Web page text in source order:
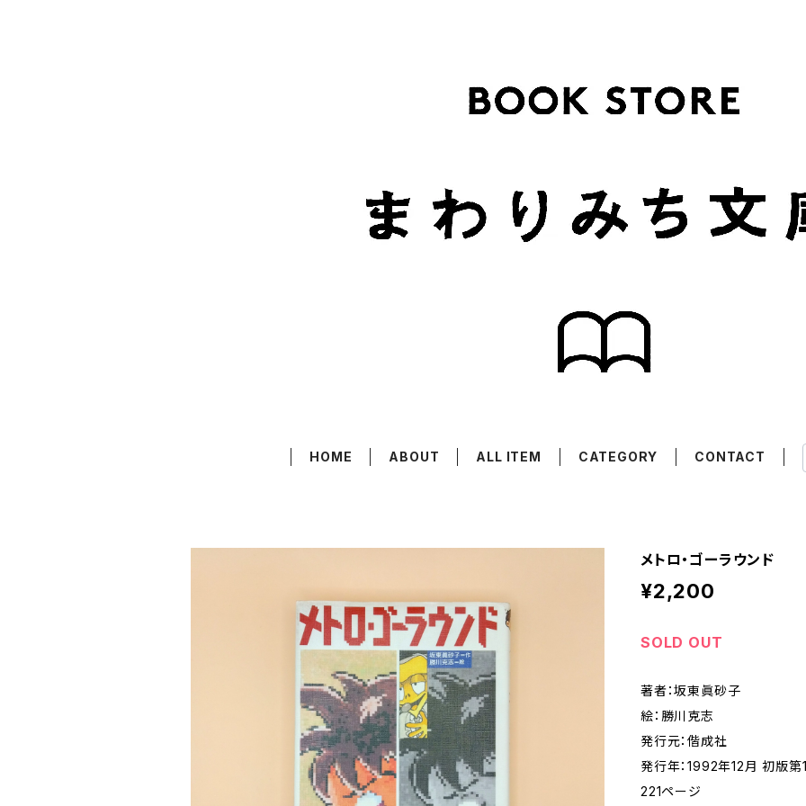
HOME ABOUT ALL ITEM CATEGORY CONTACT
メトロ・ゴーラウンド
¥2,200
SOLD OUT
著者：坂東眞砂子
絵：勝川克志
発行元：偕成社
発行年：1992年12月 初版第
221ページ